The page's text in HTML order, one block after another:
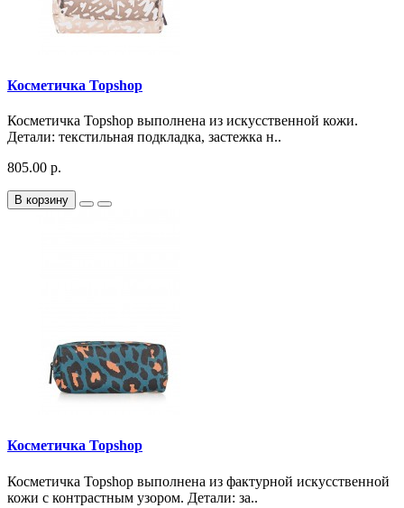
Косметичка Topshop
Косметичка Topshop выполнена из искусственной кожи.
Детали: текстильная подкладка, застежка н..
805.00 р.
В корзину
Косметичка Topshop
Косметичка Topshop выполнена из фактурной искусственной
кожи с контрастным узором. Детали: за..